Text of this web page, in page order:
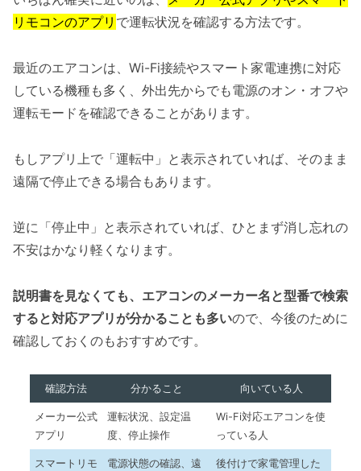
リモコンのアプリ で運転状況を確認する方法です。
最近のエアコンは、Wi-Fi接続やスマート家電連携に対応
している機種も多く、外出先からでも電源のオン・オフや
運転モードを確認できることがあります。
もしアプリ上で「運転中」と表示されていれば、そのまま
遠隔で停止できる場合もあります。
逆に「停止中」と表示されていれば、ひとまず消し忘れの
不安はかなり軽くなります。
説明書を見なくても、エアコンのメーカー名と型番で検索
すると対応アプリが分かることも多いので、今後のために
確認しておくのもおすすめです。
確認方法 分かること 向いている人
メーカー公式
アプリ
運転状況、設定温
度、停止操作
Wi-Fi対応エアコンを使
っている人
スマートリモ
電源状態の確認、遠
後付けで家電管理した